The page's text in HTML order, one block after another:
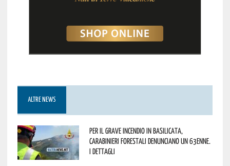
ALTRE NEWS
Per il grave incendio in Basilicata,
Carabinieri forestali denunciano un 63enne.
I dettagli